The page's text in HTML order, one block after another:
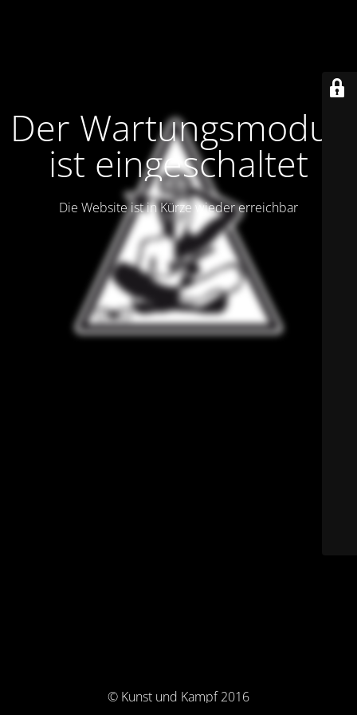
Der Wartungsmodus
ist eingeschaltet
Die Website ist in Kürze wieder erreichbar
© Kunst und Kampf 2016